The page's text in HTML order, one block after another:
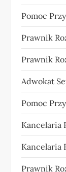
Pomoc
Prawnik
Prawnik
Adwokat
Pomoc
Kancelaria
Kancelaria
Prawnik